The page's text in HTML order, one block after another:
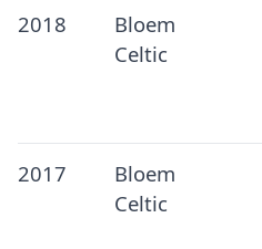
2018
Bloem
Celtic
2017
Bloem
Celtic